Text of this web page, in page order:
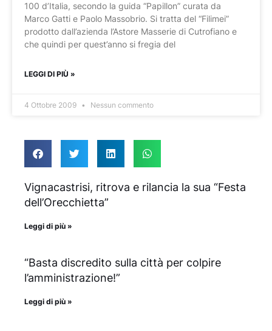
100 d’Italia, secondo la guida “Papillon” curata da
Marco Gatti e Paolo Massobrio. Si tratta del “Filimei”
prodotto dall’azienda l’Astore Masserie di Cutrofiano e
che quindi per quest’anno si fregia del
LEGGI DI PIÙ »
4 Ottobre 2009 Nessun commento
Vignacastrisi, ritrova e rilancia la sua “Festa
dell’Orecchietta”
Leggi di più »
“Basta discredito sulla città per colpire
l’amministrazione!”
Leggi di più »